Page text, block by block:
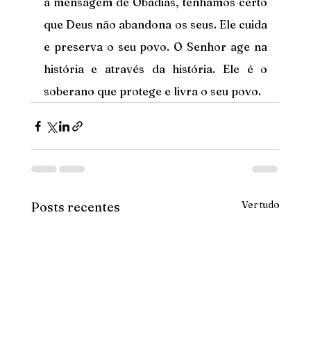
que Deus não abandona os seus. Ele cuida
e preserva o seu povo. O Senhor age na
história e através da história. Ele é o
soberano que protege e livra o seu povo.
Posts recentes Ver tudo